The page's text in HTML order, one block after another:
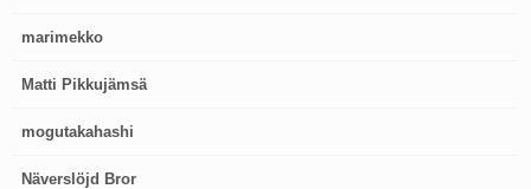
marimekko
Matti Pikkujämsä
mogutakahashi
Näverslöjd Bror